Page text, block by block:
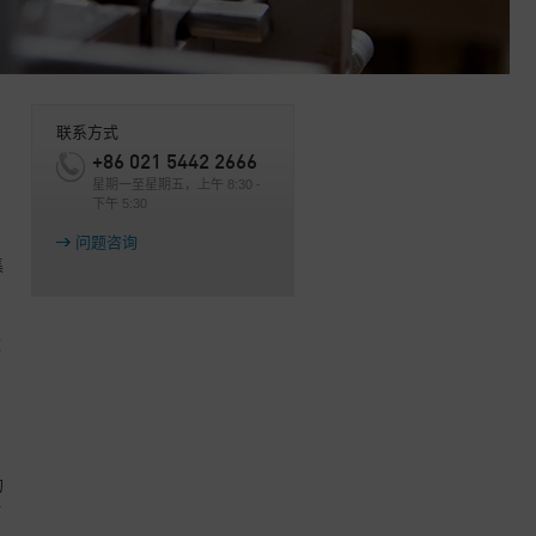
联系方式
+86 021 5442 2666
星期一至星期五，上午 8:30 -
下午 5:30
问题咨询